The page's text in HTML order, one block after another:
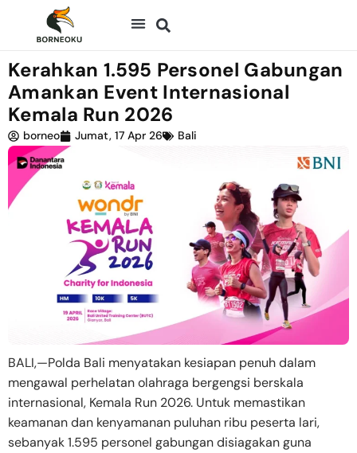
Kerahkan 1.595 Personel Gabungan
Amankan Event Internasional
Kemala Run 2026
borneo Jumat, 17 Apr 26 Bali
BALI,—Polda Bali menyatakan kesiapan penuh dalam
mengawal perhelatan olahraga bergengsi berskala
internasional, Kemala Run 2026. Untuk memastikan
keamanan dan kenyamanan puluhan ribu peserta lari,
sebanyak 1.595 personel gabungan disiagakan guna